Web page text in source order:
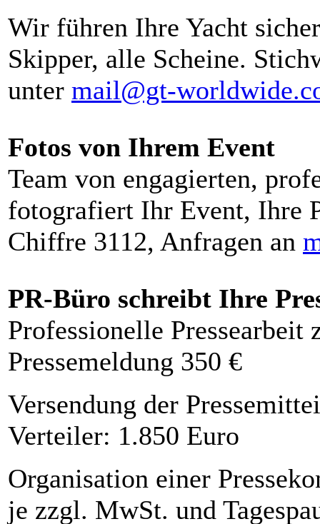
Wir führen Ihre Yacht
Skipper, alle Scheine.
unter mail@gt-
Fotos von Ihrem Event
Team von engagierten,
fotografiert Ihr Event, Ihre
Chiffre 3112, Anfragen an
PR-Büro schreibt Ihre
Professionelle Pressearbeit
Pressemeldung 350 €
Versendung der
Verteiler: 1.850 Euro
Organisation einer
je zzgl. MwSt. und